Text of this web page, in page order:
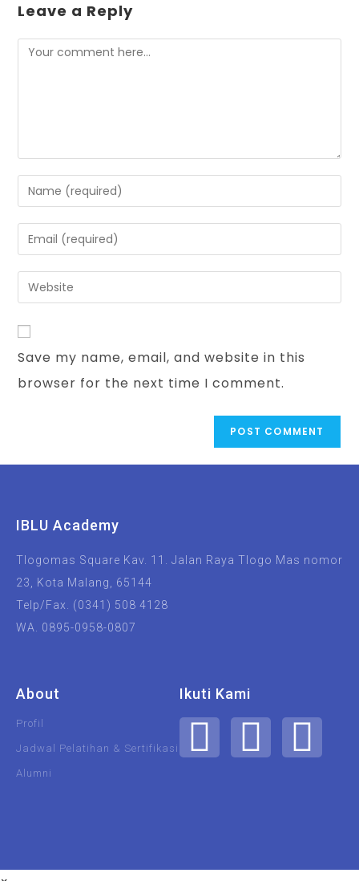
Leave a Reply
Save my name, email, and website in this
browser for the next time I comment.
IBLU Academy
Tlogomas Square Kav. 11. Jalan Raya Tlogo Mas nomor
23, Kota Malang, 65144
Telp/Fax. (0341) 508 4128
WA. 0895-0958-0807
About
Profil
Jadwal Pelatihan & Sertifikasi
Alumni
Ikuti Kami